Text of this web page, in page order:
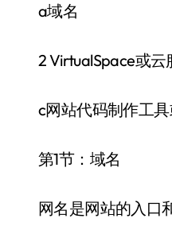
a域名
2 VirtualSpace或云
c网站代码制作工
第1节：域名
网名是网站的入口